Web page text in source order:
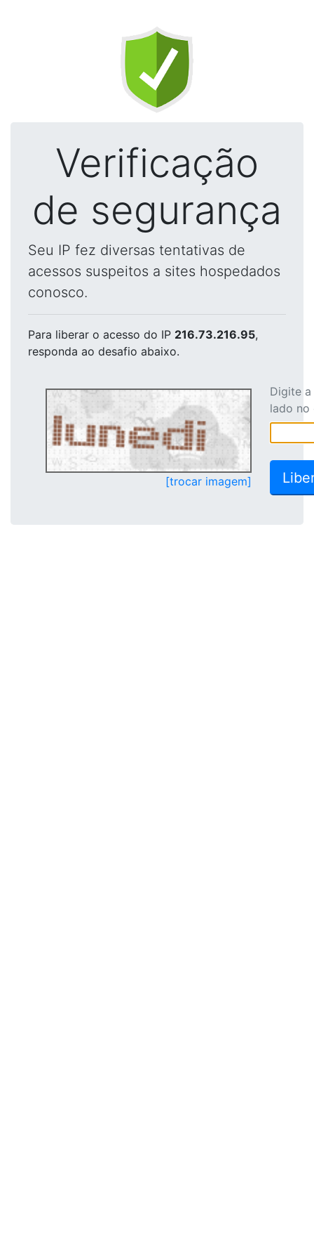
Verificação
de segurança
Seu IP fez diversas tentativas de
acessos suspeitos a sites hospedados
conosco.
Para liberar o acesso do IP 216.73.216.95,
responda ao desafio abaixo.
[trocar imagem]
Digite
lado no